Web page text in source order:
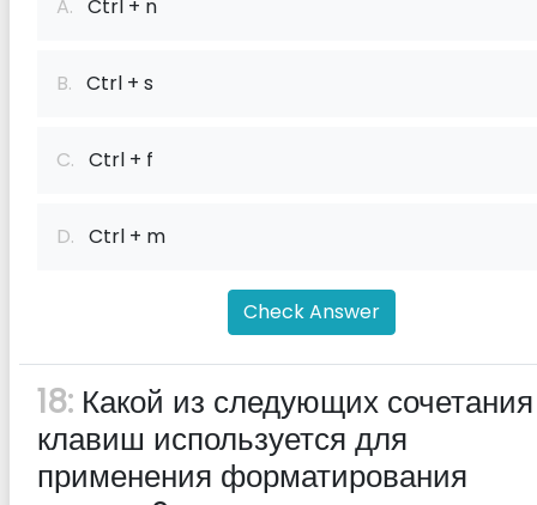
A. Ctrl + n
B. Ctrl + s
C. Ctrl + f
D. Ctrl + m
Check Answer
18: Какой из следующих сочетания
клавиш используется для
применения форматирования